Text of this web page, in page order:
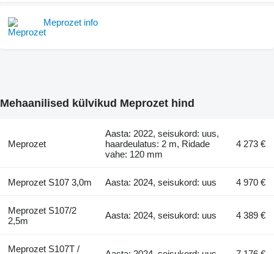
Meprozet info
Mehaanilised külvikud Meprozet hind
Meprozet
Aasta: 2022, seisukord: uus,
haardeulatus: 2 m, Ridade
vahe: 120 mm
4 273 €
Meprozet S107 3,0m Aasta: 2024, seisukord: uus 4 970 €
Meprozet S107/2
2,5m
Aasta: 2024, seisukord: uus 4 389 €
Meprozet S107T /